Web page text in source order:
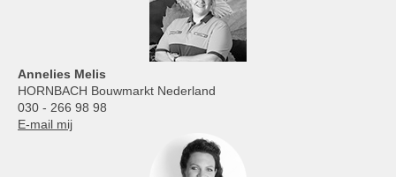
Annelies Melis
HORNBACH Bouwmarkt Nederland
030 - 266 98 98
E-mail mij